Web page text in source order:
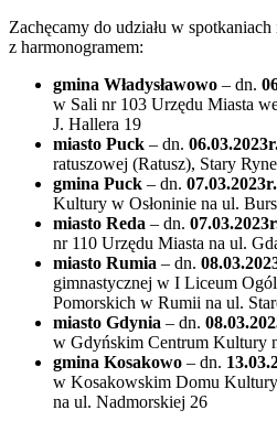
Zachęcamy do udziału w
z harmonogramem:
gmina Władysławowo – dn.
w Sali nr 103 Urzędu Miasta
J. Hallera 19
miasto Puck – dn.
ratuszowej (Ratusz), Stary
gmina Puck – dn. 07.03.2023r.
Kultury w Osłoninie na ul.
miasto Reda – dn.
nr 110 Urzędu Miasta na ul.
miasto Rumia – dn.
gimnastycznej w I Liceum
Pomorskich w Rumii na ul.
miasto Gdynia – dn.
w Gdyńskim Centrum Kultury
gmina Kosakowo – dn.
w Kosakowskim Domu
na ul. Nadmorskiej 26